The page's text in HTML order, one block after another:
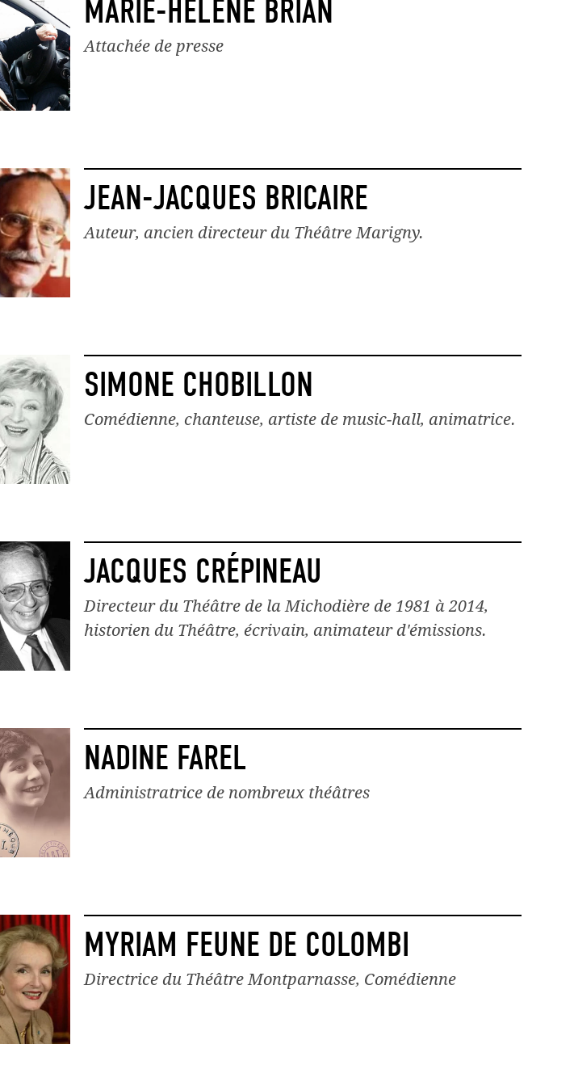
MARIE-HÉLÈNE BRIAN
Attachée de presse
JEAN-JACQUES BRICAIRE
Auteur, ancien directeur du Théâtre Marigny.
SIMONE CHOBILLON
Comédienne, chanteuse, artiste de music-hall, animatrice.
JACQUES CRÉPINEAU
Directeur du Théâtre de la Michodière de 1981 à 2014,
historien du Théâtre, écrivain, animateur d'émissions.
NADINE FAREL
Administratrice de nombreux théâtres
MYRIAM FEUNE DE COLOMBI
Directrice du Théâtre Montparnasse, Comédienne